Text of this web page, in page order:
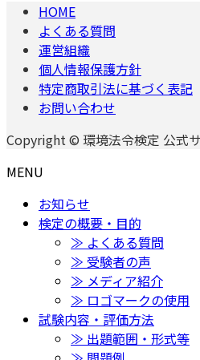
HOME
よくある質問
運営組織
個人情報保護方針
特定商取引法に基づく表記
お問い合わせ
Copyright © 環境法令検定 公式
MENU
お知らせ
検定の概要・目的
≫ よくある質問
≫ 受験者の声
≫ メディア紹介
≫ ロゴマークの使用
試験内容・評価方法
≫ 出題範囲・形式等